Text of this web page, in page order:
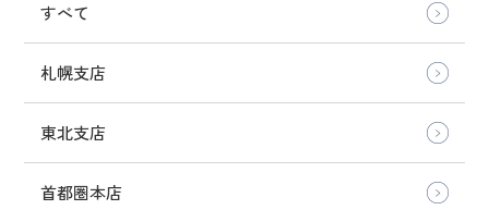
すべて
札幌支店
東北支店
首都圏本店